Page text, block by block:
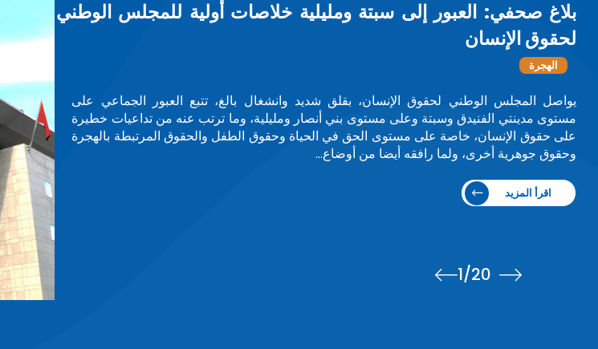
الأمم المتحدة تحتفي بآمنة بوعياش ضمن معرض عالمي لنساء يقدن
دولاً ومجتمعات
في مبادرة تعكس الاعتراف الدولي بالقيادات النسائية ذات الأثر، يحتضن مقر الأمم المتحدة بجنيف
معرض صور يحتفي بـ75 امرأة من مختلف أنحاء العالم، تحت عنوان ”نساء يقدن دولاً ومجتمعات“،
من بينهن السيدة آمنة بوعياش، رئيسة المجلس الوطني لحقوق الإنسان.— — —معطيات حول صور
المعرض75 سيدة / صورةسيدة مغربية…
اقرأ المزيد
1/20